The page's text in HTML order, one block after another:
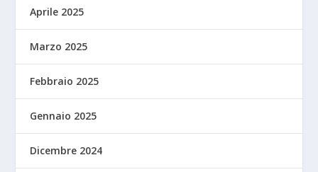
Aprile 2025
Marzo 2025
Febbraio 2025
Gennaio 2025
Dicembre 2024